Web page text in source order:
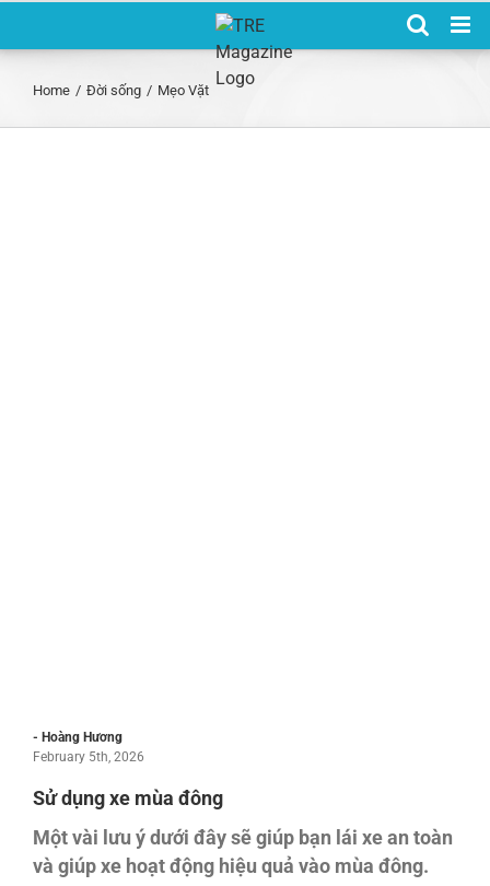
Home / Đời sống / Mẹo Vặt
- Hoàng Hương
February 5th, 2026
Sử dụng xe mùa đông
Một vài lưu ý dưới đây sẽ giúp bạn lái xe an toàn
và giúp xe hoạt động hiệu quả vào mùa đông.